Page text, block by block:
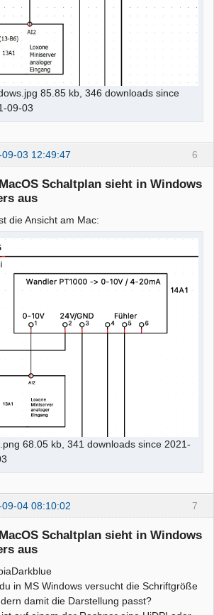
85.85 kb, 346 downloads since
09-03
6
09-03 12:49:47
Schaltplan sieht in Windows
aus
die Ansicht am Mac:
68.05 kb, 341 downloads since 2021-
7
09-04 08:10:02
Schaltplan sieht in Windows
aus
in MS Windows versucht die Schriftgröße
damit die Darstellung passt?